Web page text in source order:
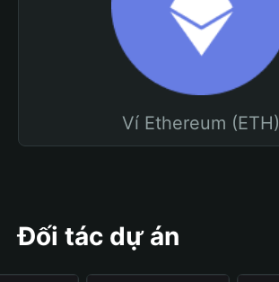
Ví Ethereum (ETH)
Đối tác dự án